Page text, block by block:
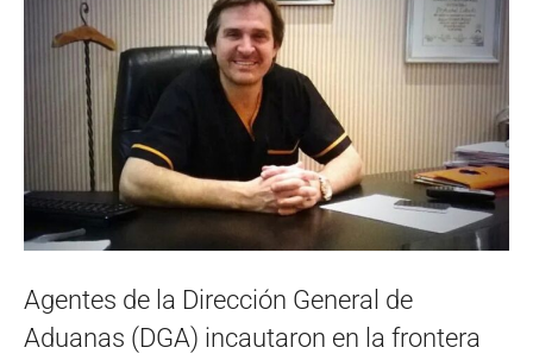
Agentes de la Dirección General de
Aduanas (DGA) incautaron en la frontera